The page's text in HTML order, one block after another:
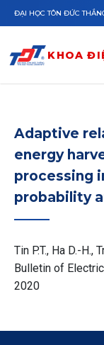
Nhảy đến nội dung
ĐẠI HỌC TÔN ĐỨC
KHOA
Adaptive
energy
processing
probability
Tin P.T., Ha D.-H.,
Bulletin of
2020